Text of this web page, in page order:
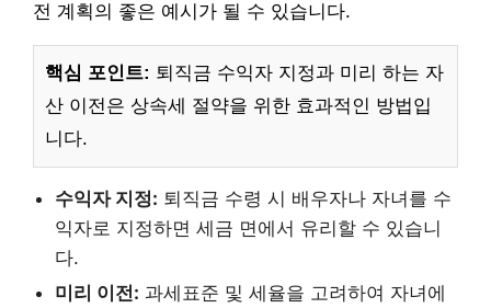
전 계획의 좋은 예시가 될 수 있습니다.
핵심 포인트: 퇴직금 수익자 지정과 미리 하는 자
산 이전은 상속세 절약을 위한 효과적인 방법입
니다.
수익자 지정: 퇴직금 수령 시 배우자나 자녀를 수
익자로 지정하면 세금 면에서 유리할 수 있습니
다.
미리 이전: 과세표준 및 세율을 고려하여 자녀에